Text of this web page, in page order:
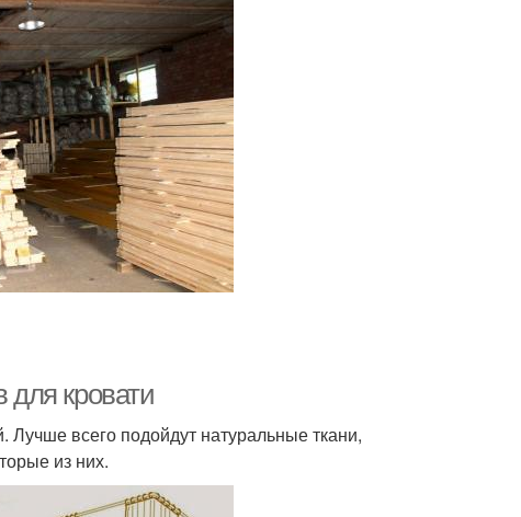
кровати
всего подойдут натуральные ткани,
из них.